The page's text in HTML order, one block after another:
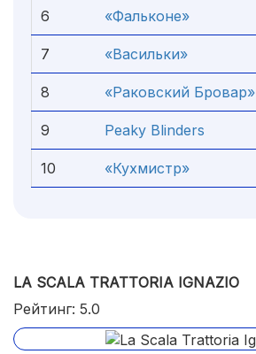
6 «Фальконе»
7 «Васильки»
8 «Раковский Бровар»
9 Peaky Blinders
10 «Кухмистр»
LA SCALA TRATTORIA IGNAZIO
Рейтинг: 5.0